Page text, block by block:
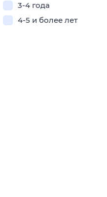
3-4 года
4-5 и более лет